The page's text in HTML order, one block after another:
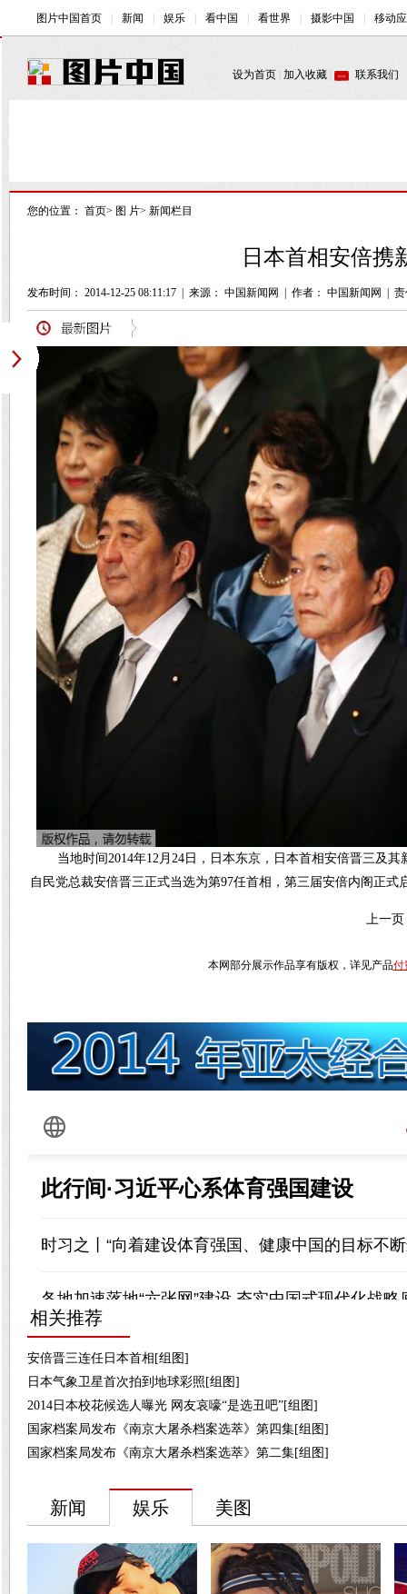
您的位置： 首页> 图 片> 新闻栏目
日本首相安倍携
发布时间： 2014-12-25 08:11:17 来源： 中国新闻网 作者： 中国新闻网
当地时间2014年12月24日，日本东京，日本首相安倍晋三及
自民党总裁安倍晋三正式当选为第97任首相，第三届安倍内阁正式
上一页
本网部分展示作品享有版权，详见产品付
相关推荐
安倍晋三连任日本首相[组图]
日本气象卫星首次拍到地球彩照[组图]
2014日本校花候选人曝光 网友哀嚎“是选丑吧”[组图]
国家档案局发布《南京大屠杀档案选萃》第四集[组图]
国家档案局发布《南京大屠杀档案选萃》第二集[组图]